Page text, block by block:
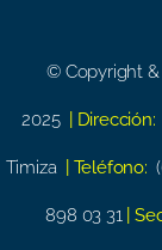
© Copyright &
2025 | Dirección:
Timiza | Teléfono:
898 03 31 |